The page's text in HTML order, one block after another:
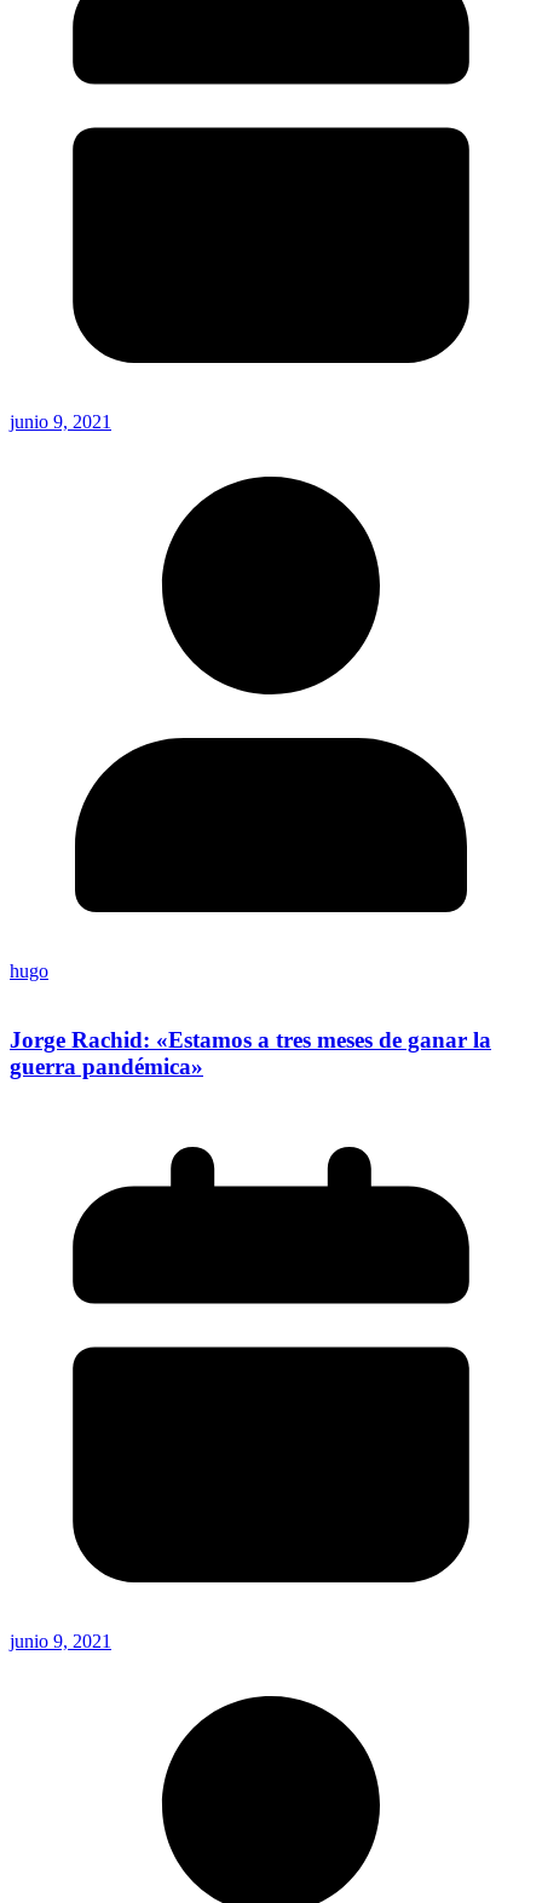
junio 9, 2021
hugo
Jorge Rachid: «Estamos a tres meses de ganar la
guerra pandémica»
junio 9, 2021